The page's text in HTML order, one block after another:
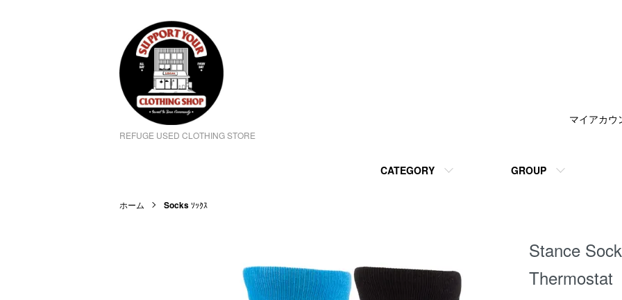
REFUGE USED CLOTHING STORE
CATEGORY GROUP
マイアカウ
ホーム Socksｿｯｸｽ
Stance
Thermostat